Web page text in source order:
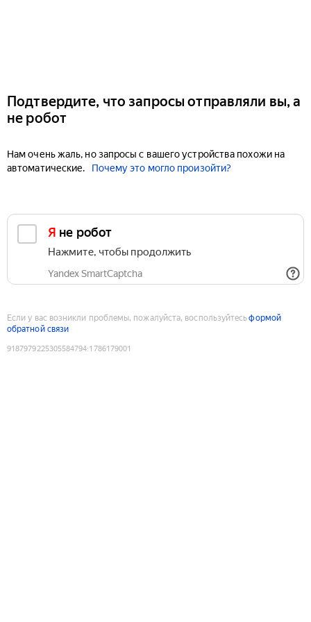
Подтвердите, что запросы отправляли вы, а
не робот
Нам очень жаль, но запросы с вашего устройства похожи на
автоматические.
Почему это могло произойти?
Я не робот
Нажмите, чтобы продолжить
Yandex SmartCaptcha
Если у вас возникли проблемы, пожалуйста, воспользуйтесьформой
обратной связи
9187979225305584794:1786179001